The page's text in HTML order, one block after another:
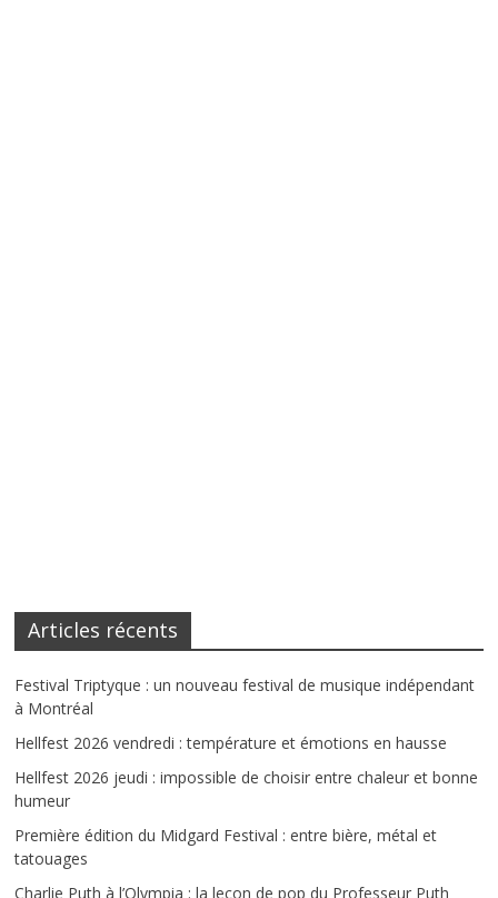
Articles récents
Festival Triptyque : un nouveau festival de musique indépendant
à Montréal
Hellfest 2026 vendredi : température et émotions en hausse
Hellfest 2026 jeudi : impossible de choisir entre chaleur et bonne
humeur
Première édition du Midgard Festival : entre bière, métal et
tatouages
Charlie Puth à l’Olympia : la leçon de pop du Professeur Puth